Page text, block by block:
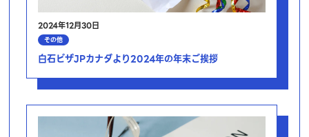
2024年12月30日
その他
白石ビザJPカナダより2024年の年末ご挨拶